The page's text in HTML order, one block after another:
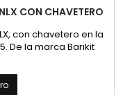
CON CHAVETERO
con chavetero en la
De la marca Barikit